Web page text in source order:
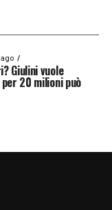
Giulini vuole
20 milioni può